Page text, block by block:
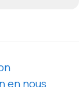
en nous